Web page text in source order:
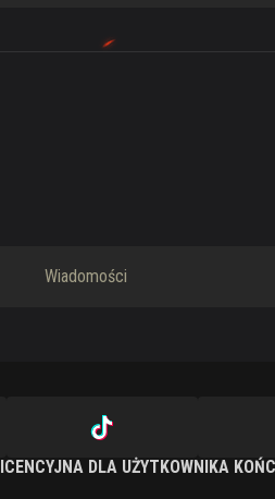
Wiadomości
DLA UŻYTKOWNIKA